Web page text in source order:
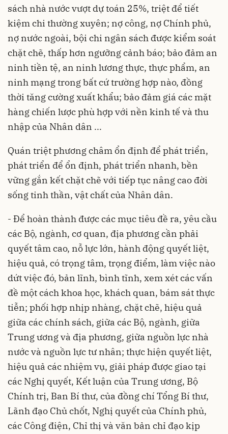
sách nhà nước vượt dự toán 25%, triệt để tiết
kiệm chi thường xuyên; nợ công, nợ Chính phủ,
nợ nước ngoài, bội chi ngân sách được kiểm soát
chặt chẽ, thấp hơn ngưỡng cảnh báo; bảo đảm an
ninh tiền tệ, an ninh lương thực, thực phẩm, an
ninh mạng trong bất cứ trường hợp nào, đồng
thời tăng cường xuất khẩu; bảo đảm giá các mặt
hàng chiến lược phù hợp với nền kinh tế và thu
nhập của Nhân dân ...
Quán triệt phương châm ổn định để phát triển,
phát triển để ổn định, phát triển nhanh, bền
vững gắn kết chặt chẽ với tiếp tục nâng cao đời
sống tinh thần, vật chất của Nhân dân.
- Để hoàn thành được các mục tiêu đề ra, yêu cầu
các Bộ, ngành, cơ quan, địa phương cần phải
quyết tâm cao, nỗ lực lớn, hành động quyết liệt,
hiệu quả, có trọng tâm, trọng điểm, làm việc nào
dứt việc đó, bản lĩnh, bình tĩnh, xem xét các vấn
đề một cách khoa học, khách quan, bám sát thực
tiễn; phối hợp nhịp nhàng, chặt chẽ, hiệu quả
giữa các chính sách, giữa các Bộ, ngành, giữa
Trung ương và địa phương, giữa nguồn lực nhà
nước và nguồn lực tư nhân; thực hiện quyết liệt,
hiệu quả các nhiệm vụ, giải pháp được giao tại
các Nghị quyết, Kết luận của Trung ương, Bộ
Chính trị, Ban Bí thư, của đồng chí Tổng Bí thư,
Lãnh đạo Chủ chốt, Nghị quyết của Chính phủ,
các Công điện, Chỉ thị và văn bản chỉ đạo kịp